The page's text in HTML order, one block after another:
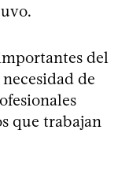
del
de
que trabajan